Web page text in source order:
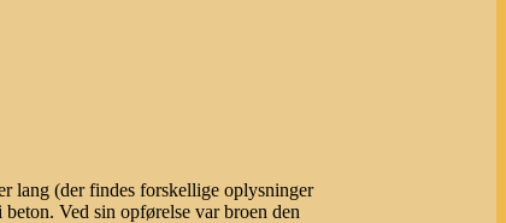
lang (der findes forskellige oplysninger
Ved sin opførelse var broen den